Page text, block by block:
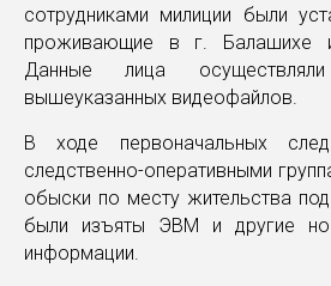
сотрудниками милиции были
проживающие в г. Балашихе
Данные лица осуществляли
вышеуказанных видеофайлов.
В ходе первоначальных
следственно-оперативными
обыски по месту жительства
были изъяты ЭВМ и другие
информации.